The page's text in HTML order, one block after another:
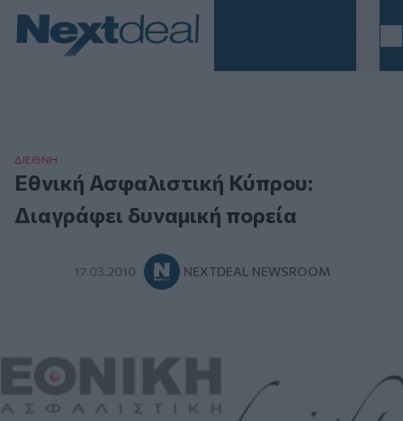
ΔΙΕΘΝΗ
Εθνική Ασφαλιστική Κύπρου:
Διαγράφει δυναμική πορεία
17.03.2010 NEXTDEAL NEWSROOM